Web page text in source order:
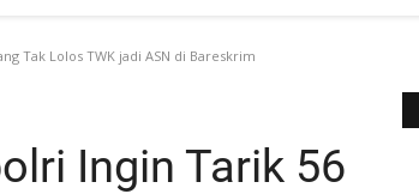
Tak Lolos TWK jadi ASN di Bareskrim
Ingin Tarik 56